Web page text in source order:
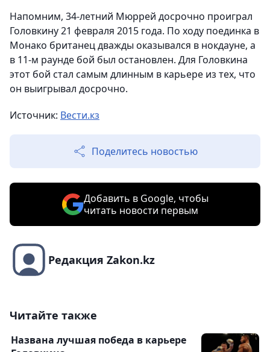
Напомним, 34-летний Мюррей досрочно проиграл
Головкину 21 февраля 2015 года. По ходу поединка в
Монако британец дважды оказывался в нокдауне, а
в 11-м раунде бой был остановлен. Для Головкина
этот бой стал самым длинным в карьере из тех, что
он выигрывал досрочно.
Источник: Вести.кз
Поделитесь новостью
Добавить в Google, чтобы
читать новости первым
Редакция Zakon.kz
Читайте также
Названа лучшая победа в карьере